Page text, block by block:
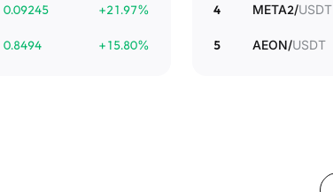
0.09245 +21.97%
0.8494 +15.80%
4 META2/USDT
5 AEON/USDT